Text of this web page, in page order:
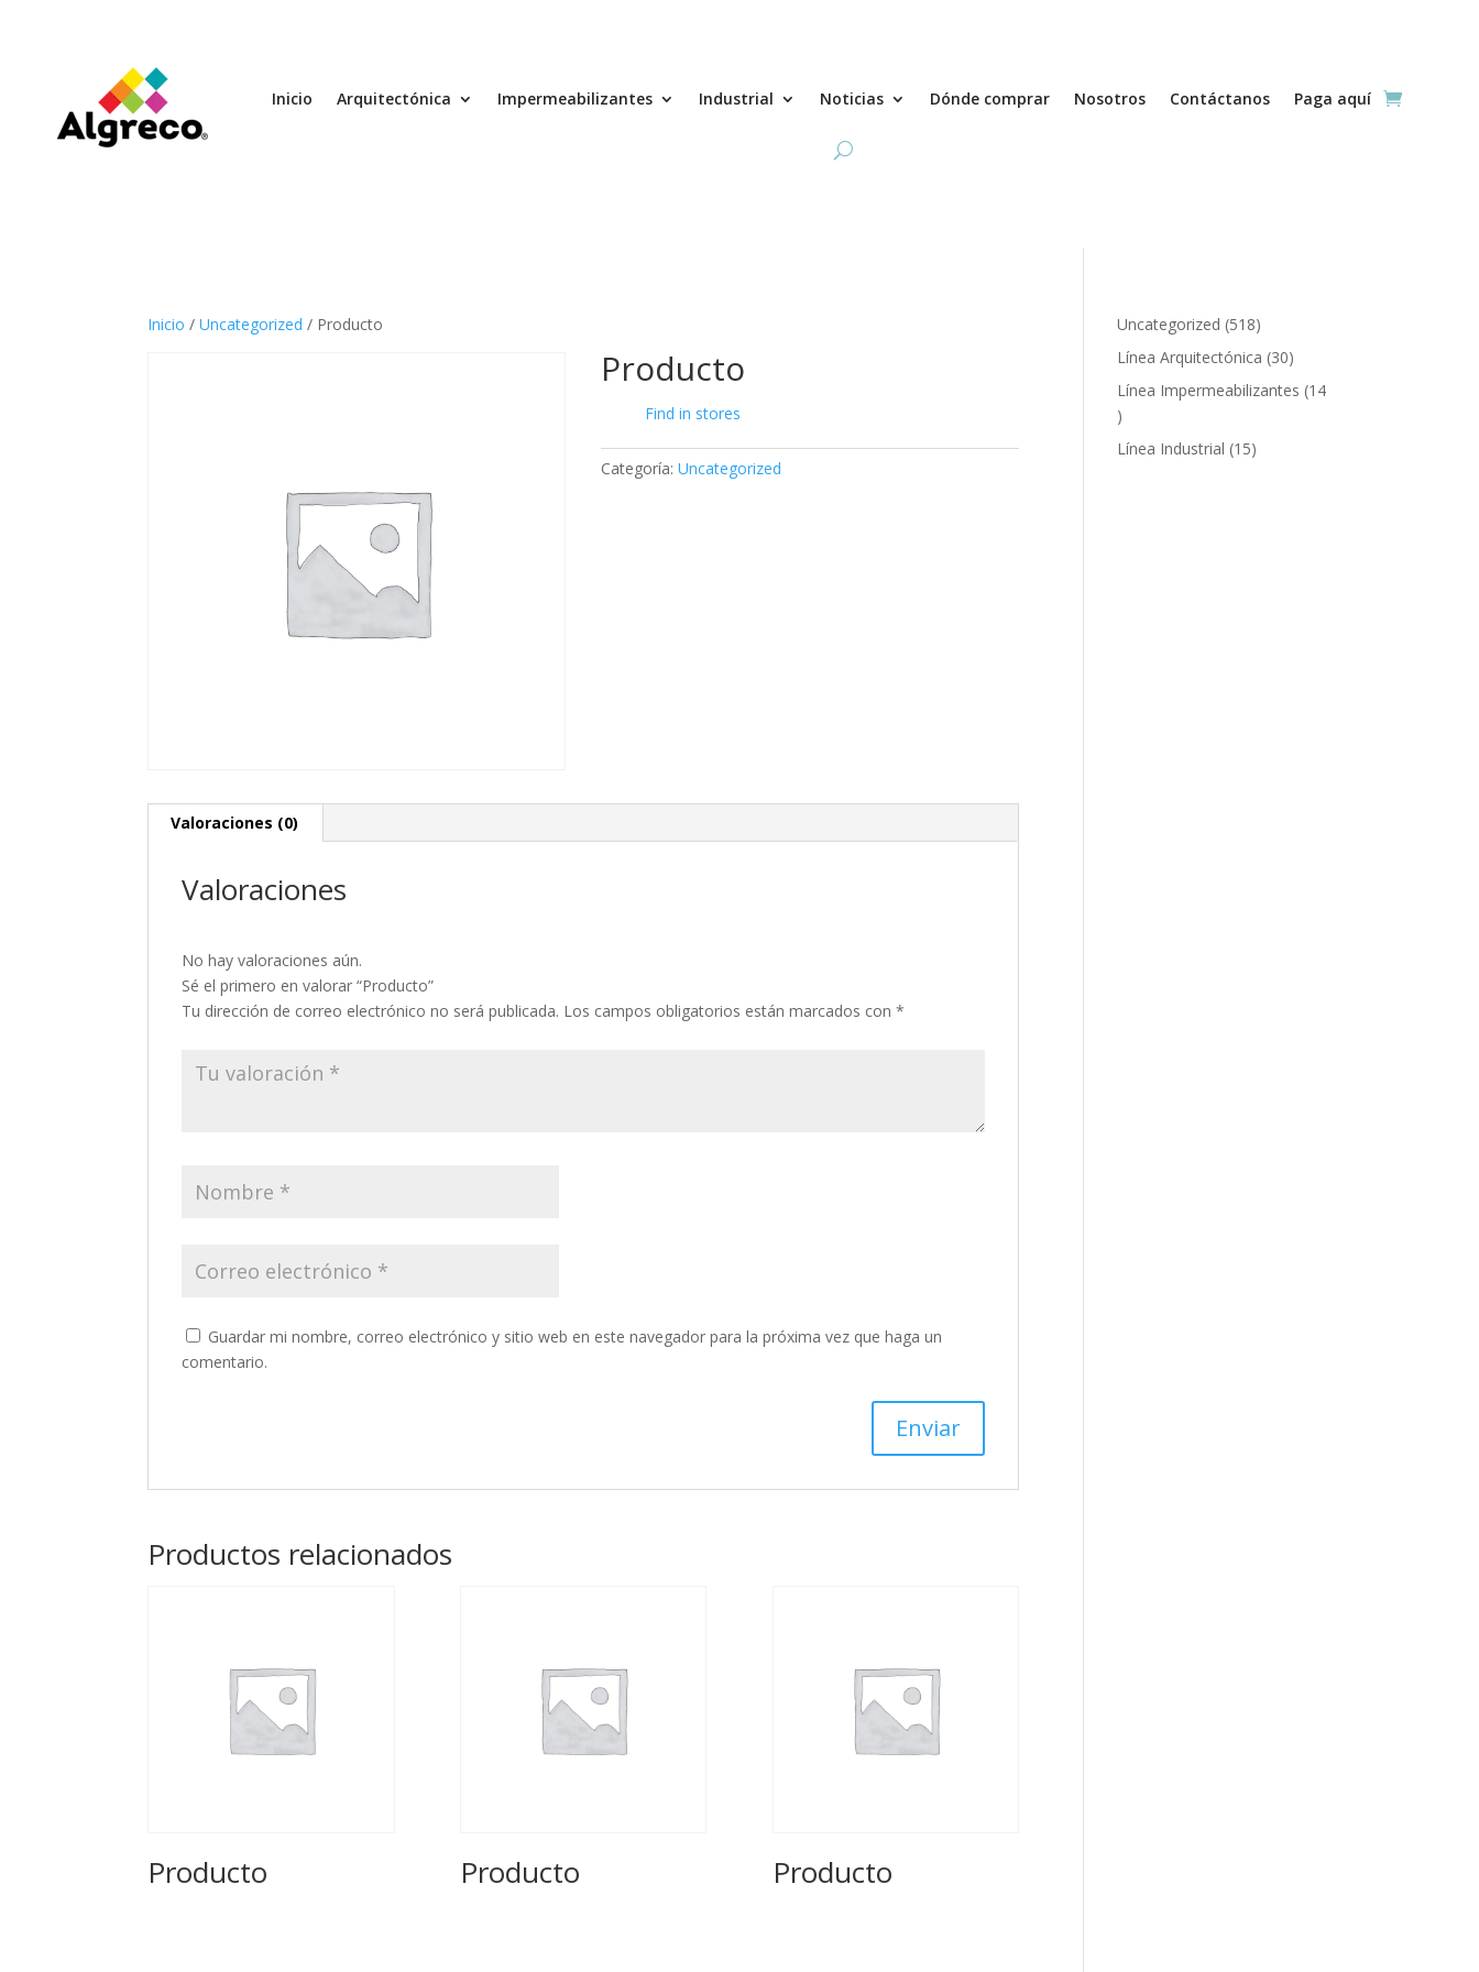
Inicio Arquitectónica Impermeabilizantes Industrial Noticias Dónde comprar Nosotros Contáctanos Paga aquí
Inicio /Uncategorized / Producto
Producto
Find in stores
Categoría:Uncategorized
Valoraciones (0)
Valoraciones
No hay valoraciones aún.
Sé el primero en valorar “Producto”
Tu dirección de correo electrónico no será publicada. Los campos obligatorios están marcados con*
Guardar mi nombre, correo electrónico y sitio web en este navegador para la próxima vez que haga un
comentario.
Productos relacionados
Producto Producto Producto
Uncategorized 518518
productos
Línea Arquitectónica 3030
productos
Línea Impermeabilizantes 14
14
productos
Línea Industrial 1515